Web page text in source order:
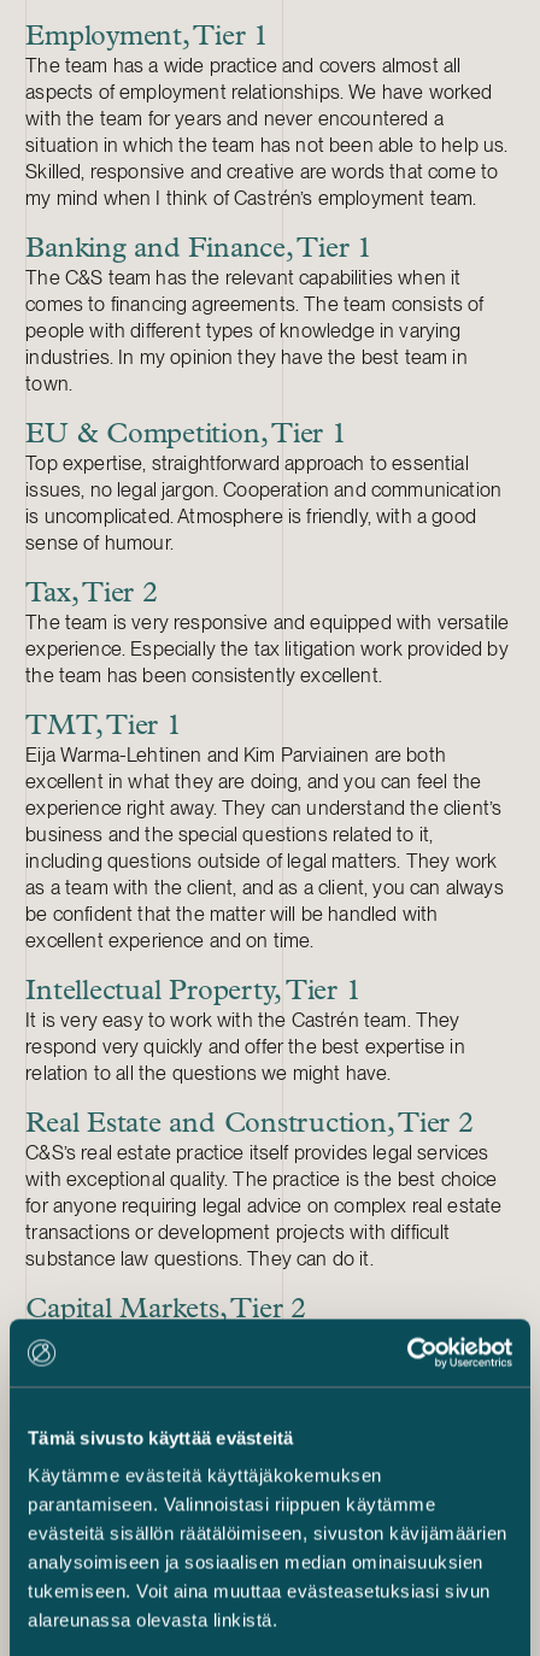
Tämä sivusto käyttää evästeitä
Käytämme evästeitä käyttäjäkokemuksen
parantamiseen. Valinnoistasi riippuen käytämme
evästeitä sisällön räätälöimiseen, sivuston kävijämäärien
analysoimiseen ja sosiaalisen median ominaisuuksien
tukemiseen. Voit aina muuttaa evästeasetuksiasi sivun
alareunassa olevasta linkistä.
Employment, Tier 1
The team has a wide practice and covers almost all
aspects of employment relationships. We have worked
with the team for years and never encountered a
situation in which the team has not been able to help us.
Skilled, responsive and creative are words that come to
my mind when I think of Castrén’s employment team.
Banking and Finance, Tier 1
The C&S team has the relevant capabilities when it
comes to financing agreements. The team consists of
people with different types of knowledge in varying
industries. In my opinion they have the best team in
town.
EU & Competition, Tier 1
Top expertise, straightforward approach to essential
issues, no legal jargon. Cooperation and communication
is uncomplicated. Atmosphere is friendly, with a good
sense of humour.
Tax, Tier 2
The team is very responsive and equipped with versatile
experience. Especially the tax litigation work provided by
the team has been consistently excellent.
TMT, Tier 1
Eija Warma-Lehtinen and Kim Parviainen are both
excellent in what they are doing, and you can feel the
experience right away. They can understand the client’s
business and the special questions related to it,
including questions outside of legal matters. They work
as a team with the client, and as a client, you can always
be confident that the matter will be handled with
excellent experience and on time.
Intellectual Property, Tier 1
It is very easy to work with the Castrén team. They
respond very quickly and offer the best expertise in
relation to all the questions we might have.
Real Estate and Construction, Tier 2
C&S’s real estate practice itself provides legal services
with exceptional quality. The practice is the best choice
for anyone requiring legal advice on complex real estate
transactions or development projects with difficult
substance law questions. They can do it.
Capital Markets, Tier 2
They have a no-nonsense approach which is based on
extensive experience dealing with their counterpart on
an almost weekly basis.
Maritime and Transport, Tier 2
Rickard Langenskiöld and Jerker Pitkänen both display
tremendous experience and problem-solving skills in
complex shipping and maritime law issues.